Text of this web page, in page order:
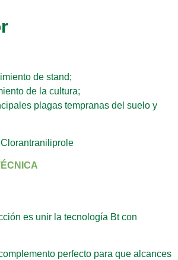
de stand;
de la cultura;
plagas tempranas del suelo y
Clorantraniliprole
es unir la tecnología Bt con
perfecto para que alcances